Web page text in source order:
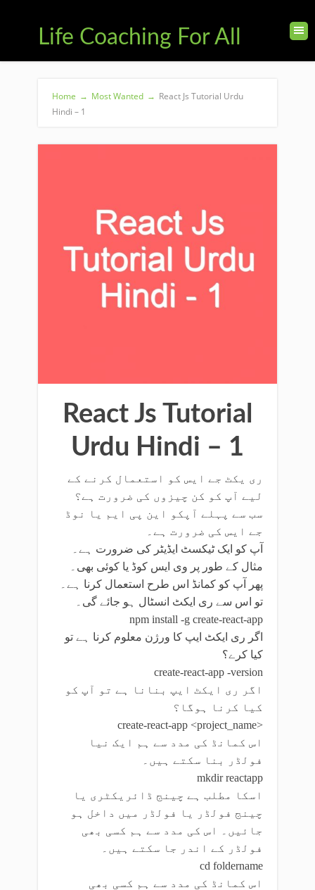
Life Coaching For All
Home → Most Wanted → React Js Tutorial Urdu
Hindi – 1
React Js Tutorial
Urdu Hindi – 1
ری یکٹ جے ایس کو استعمال کرنے کے
لیے آپ کو کن چیزوں کی ضرورت ہے؟
سب سے پہلے آپکو این پی ایم یا نوڈ
جے ایس کی ضرورت ہے۔
آپ کو ایک ٹیکسٹ ایڈیٹر کی ضرورت ہے۔
مثال کے طور پر وی ایس کوڈ یا کوئی بھی۔
پھر آپ کو کمانڈ اس طرح استعمال کرنا ہے۔
تو اس سے ری ایکٹ انسٹال ہو جائے گی۔
npm install -g create-react-app
اگر ری ایکٹ ایپ کا ورژن معلوم کرنا ہے تو
کیا کرے؟
create-react-app -version
اگر ری ایکٹ ایپ بنانا ہے تو آپ کو
کیا کرنا ہوگا؟
create-react-app <project_name>
اس کمانڈ کی مدد سے ہم ایک نیا
فولڈر بنا سکتے ہیں۔
mkdir reactapp
اسکا مطلب ہے چینج ڈائریکٹری یا
چینج فولڈر یا فولڈر میں داخل ہو
جائیں۔ اس کی مدد سے ہم کسی بھی
فولڈر کے اندر جا سکتے ہیں۔
cd foldername
اس کمانڈ کی مدد سے ہم کسی بھی